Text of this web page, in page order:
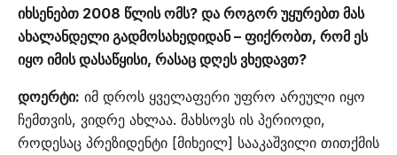
იხსენებთ 2008 წლის ომს? და როგორ უყურებთ მას
ახალანდელი გადმოსახედიდან – ფიქრობთ, რომ ეს
იყო იმის დასაწყისი, რასაც დღეს ვხედავთ?
დოერტი: იმ დროს ყველაფერი უფრო არეული იყო
ჩემთვის, ვიდრე ახლაა. მახსოვს ის პერიოდი,
როდესაც პრეზიდენტი [მიხეილ] სააკაშვილი თითქმის